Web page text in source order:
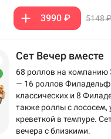
3990 ₽ 5148 ₽
Сет Вечер вместе
68 роллов на компанию
— 16 роллов
классических и 8
также роллы с лососем,
креветкой в темпуре.
вечера с близкими.